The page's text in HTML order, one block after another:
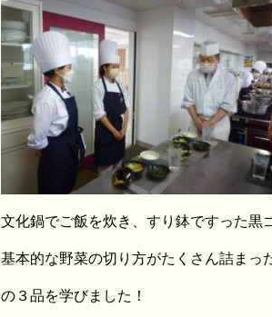
文化鍋でご飯を炊き、すり鉢ですった黒
基本的な野菜の切り方がたくさん詰まっ
の３品を学びました！